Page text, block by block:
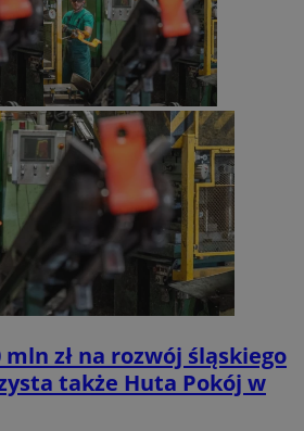
mln zł na rozwój śląskiego
także Huta Pokój w